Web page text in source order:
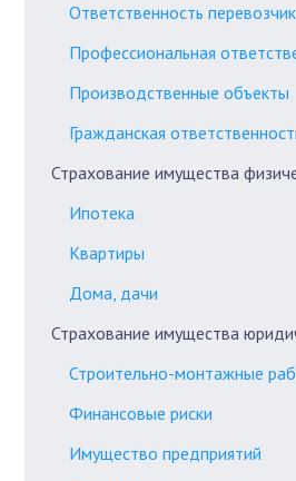
Ответственность
Профессиональная
Производственные объекты
Гражданская
Страхование имущества
Ипотека
Квартиры
Дома, дачи
Страхование имущества
Строительно-монтажные
Финансовые риски
Имущество предприятий